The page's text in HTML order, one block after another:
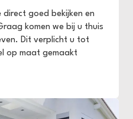
direct goed bekijken en
komen we bij u thuis
Dit verplicht u tot
op maat gemaakt